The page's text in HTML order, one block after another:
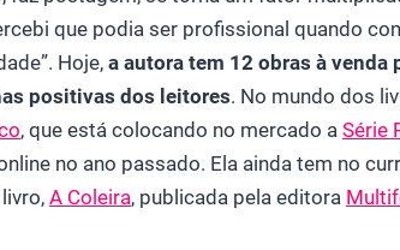
que podia ser profissional quando
Hoje,a autora tem 12 obras à venda
positivas dos leitores. No mundo dos
, que está colocando no mercado a Série
no ano passado. Ela ainda tem no
A Coleira, publicada pela editora